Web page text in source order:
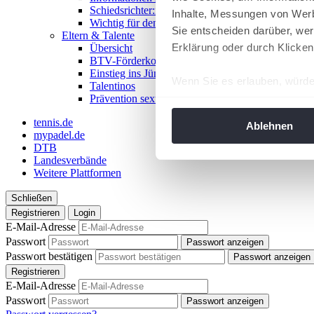
Inhalte, Messungen von
Sie entscheiden darüber,
Erklärung oder durch
Wenn Sie es erlauben,
Website an unsere Partner
möglicherweise mit weiteren
der Dienste gesammelt
Ablehnen
Schiedsrichter:in werden!
Wichtig für den Spieltag
Eltern & Talente
Übersicht
BTV-Förderkonzept
Einstieg ins Jüngstentennis
Talentinos
Prävention sexualisierter Gewalt
tennis.de
mypadel.de
DTB
Landesverbände
Weitere Plattformen
Schließen
Registrieren
Login
E-Mail-Adresse
Passwort
Passwort anzeigen
Passwort bestätigen
Passwort anzeigen
Registrieren
E-Mail-Adresse
Passwort
Passwort anzeigen